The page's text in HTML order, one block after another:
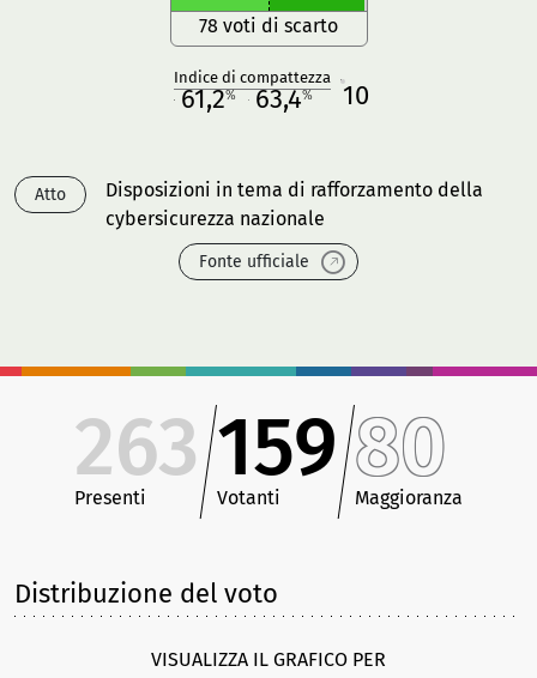
78 voti di scarto
Indice di compattezza
61,2% 63,4% 10
Atto
Disposizioni in tema di rafforzamento della
cybersicurezza nazionale
Fonte ufficiale
263
Presenti
159
Votanti
80
Maggioranza
Distribuzione del voto
VISUALIZZA IL GRAFICO PER